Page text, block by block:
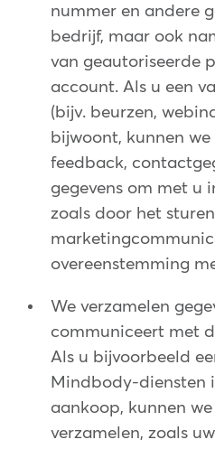
nummer en andere
bedrijf, maar ook
van geautoriseerde
account. Als u een
(bijv. beurzen,
bijwoont, kunnen
feedback,
gegevens om met u
zoals door het
overeenstemming
We verzamelen
communiceert met
Als u bijvoorbeeld
Mindbody-diensten
aankoop, kunnen
verzamelen, zoals